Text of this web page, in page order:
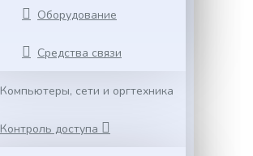
Оборудование
Средства связи
Компьютеры, сети и оргтехника
Контроль доступа